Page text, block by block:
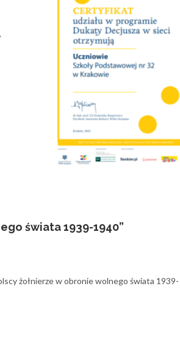
świata 1939-1940”
żołnierze w obronie wolnego świata 1939-